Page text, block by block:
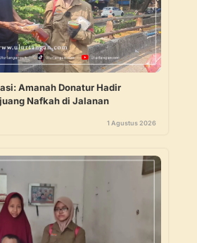
Amanah Donatur Hadir
Nafkah di Jalanan
1 Agustus 2026